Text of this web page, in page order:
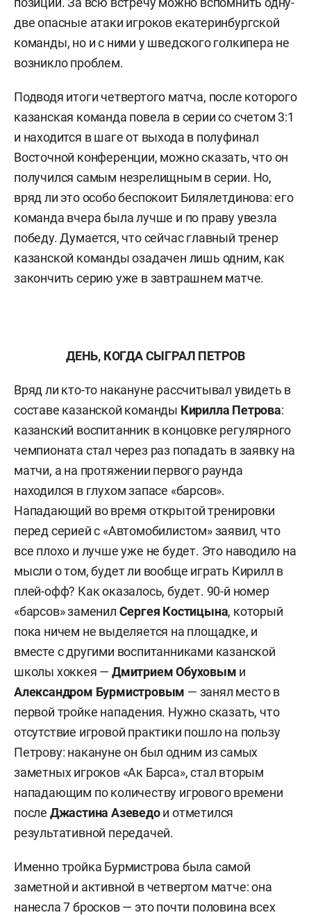
две опасные атаки игроков екатеринбургской
команды, но и с ними у шведского голкипера не
возникло проблем.
Подводя итоги четвертого матча, после которого
казанская команда повела в серии со счетом 3:1
и находится в шаге от выхода в полуфинал
Восточной конференции, можно сказать, что он
получилсясамым незрелищным в серии. Но,
вряд ли это особо беспокоит Билялетдинова: его
команда вчера была лучше и по праву увезла
победу. Думается, что сейчас главный тренер
казанской команды озадачен лишь одним, как
закончить серию уже в завтрашнем матче.
ДЕНЬ, КОГДА СЫГРАЛ ПЕТРОВ
Вряд ли кто-то накануне рассчитывал увидеть в
составе казанской команды Кирилла Петрова:
казанский воспитанник в концовке регулярного
чемпионата стал через раз попадать в заявку на
матчи, а на протяжении первого раунда
находился в глухом запасе «барсов».
Нападающий во время открытой тренировки
перед серией с «Автомобилистом» заявил, что
все плохо и лучше уже не будет. Это наводило на
мысли о том, будет ли вообще играть Кирилл в
плей-офф? Как оказалось, будет. 90-й номер
«барсов» заменил Сергея Костицына, который
пока ничем не выделяется на площадке, и
вместе с другими воспитанниками казанской
школы хоккея —Дмитрием Обуховым и
Александром Бурмистровым — занял место в
первой тройке нападения. Нужно сказать, что
отсутствие игровой практики пошло на пользу
Петрову: накануне он был одним из самых
заметных игроков «Ак Барса», стал вторым
нападающим по количеству игрового времени
после Джастина Азеведои отметился
результативной передачей.
Именно тройка Бурмистрова была самой
заметной и активной в четвертом матче: она
нанесла 7 бросков — это почти половина всех